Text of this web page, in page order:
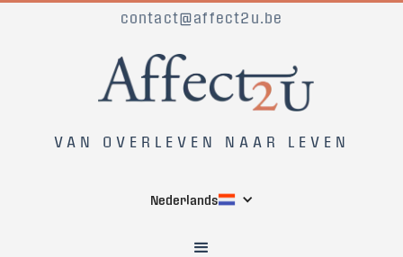
contact@affect2u.be
VAN OVERLEVEN NAAR LEVEN
Nederlands